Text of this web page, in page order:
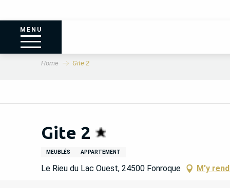
MENU
Home Gite 2
Gite 2
MEUBLÉS APPARTEMENT
Le Rieu du Lac Ouest, 24500 Fonroque M'y